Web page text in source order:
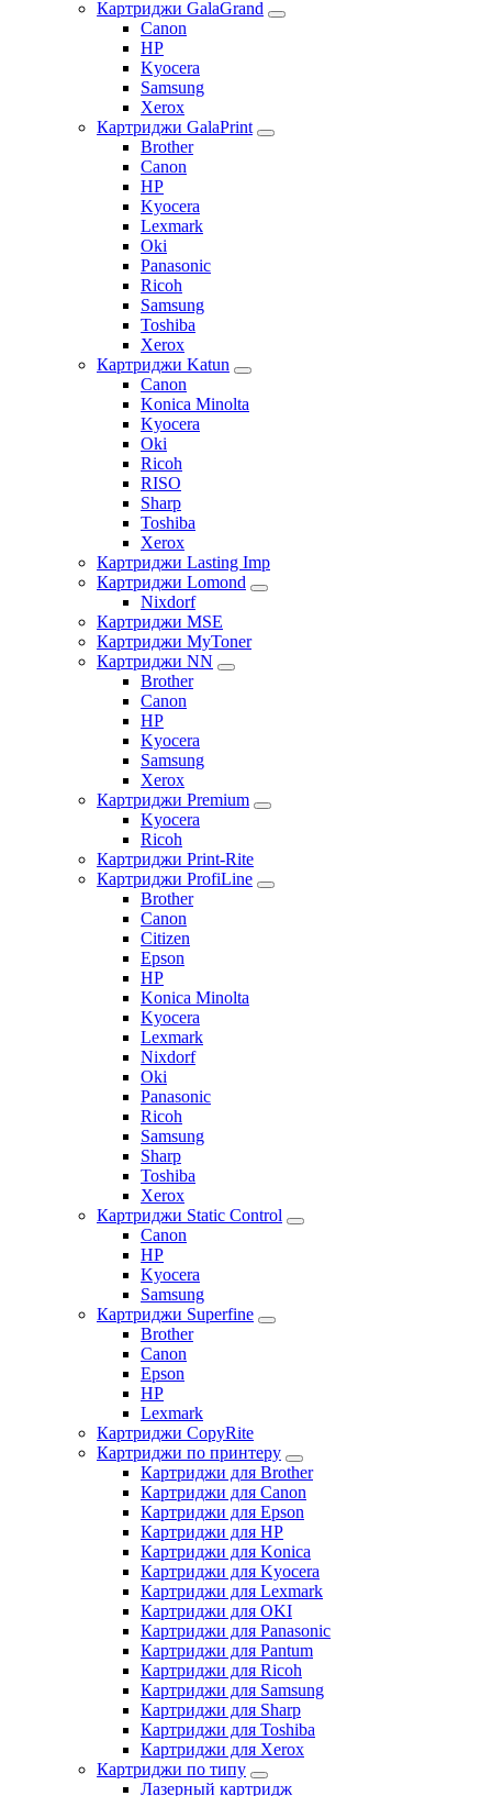
Картриджи GalaGrand
Canon
HP
Kyocera
Samsung
Xerox
Картриджи GalaPrint
Brother
Canon
HP
Kyocera
Lexmark
Oki
Panasonic
Ricoh
Samsung
Toshiba
Xerox
Картриджи Katun
Canon
Konica Minolta
Kyocera
Oki
Ricoh
RISO
Sharp
Toshiba
Xerox
Картриджи Lasting Imp
Картриджи Lomond
Nixdorf
Картриджи MSE
Картриджи MyToner
Картриджи NN
Brother
Canon
HP
Kyocera
Samsung
Xerox
Картриджи Premium
Kyocera
Ricoh
Картриджи Print-Rite
Картриджи ProfiLine
Brother
Canon
Citizen
Epson
HP
Konica Minolta
Kyocera
Lexmark
Nixdorf
Oki
Panasonic
Ricoh
Samsung
Sharp
Toshiba
Xerox
Картриджи Static Control
Canon
HP
Kyocera
Samsung
Картриджи Superfine
Brother
Canon
Epson
HP
Lexmark
Картриджи CopyRite
Картриджи по принтеру
Картриджи для Brother
Картриджи для Canon
Картриджи для Epson
Картриджи для HP
Картриджи для Konica
Картриджи для Kyocera
Картриджи для Lexmark
Картриджи для OKI
Картриджи для Panasonic
Картриджи для Pantum
Картриджи для Ricoh
Картриджи для Samsung
Картриджи для Sharp
Картриджи для Toshiba
Картриджи для Xerox
Картриджи по типу
Лазерный картридж